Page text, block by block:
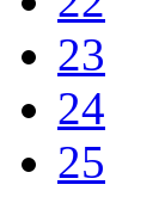
23
24
25